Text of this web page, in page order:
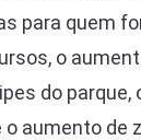
para quem
o
do parque,
aumento de